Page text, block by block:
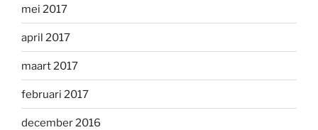
mei 2017
april 2017
maart 2017
februari 2017
december 2016